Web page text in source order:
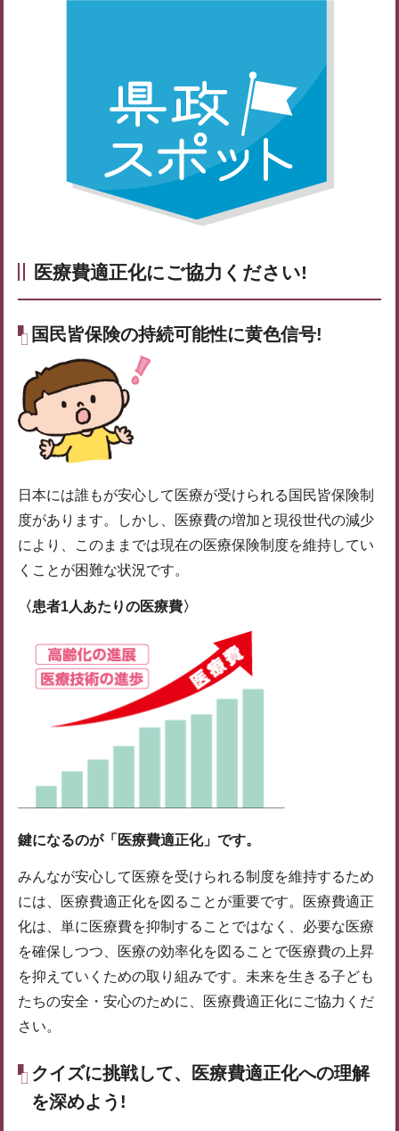
医療費適正化にご協力ください!
国民皆保険の持続可能性に黄色信号!
日本には誰もが安心して医療が受けられる国民皆保険制
度があります。しかし、医療費の増加と現役世代の減少
により、このままでは現在の医療保険制度を維持してい
くことが困難な状況です。
〈患者1人あたりの医療費〉
鍵になるのが「医療費適正化」です。
みんなが安心して医療を受けられる制度を維持するため
には、医療費適正化を図ることが重要です。医療費適正
化は、単に医療費を抑制することではなく、必要な医療
を確保しつつ、医療の効率化を図ることで医療費の上昇
を抑えていくための取り組みです。未来を生きる子ども
たちの安全・安心のために、医療費適正化にご協力くだ
さい。
クイズに挑戦して、医療費適正化への理解
を深めよう!